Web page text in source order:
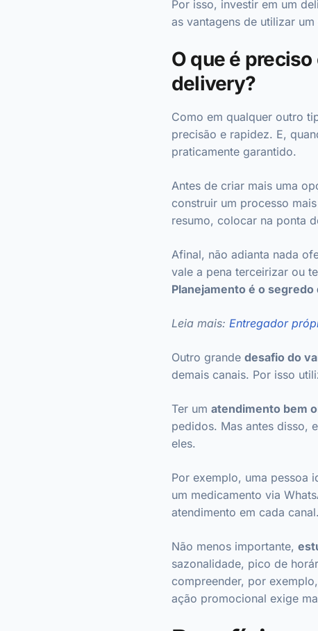
Por isso, investir em um
as vantagens de utilizar
O que é
delivery?
Como em qualquer outro
precisão e rapidez. E,
praticamente garantido.
Antes de criar mais uma
construir um processo
resumo, colocar na ponta
Afinal, não adianta nada
vale a pena terceirizar ou
Planejamento é o segredo
Leia mais: Entregador
Outro grande desafio do
demais canais. Por isso
Ter um atendimento bem
pedidos. Mas antes disso,
eles.
Por exemplo, uma pessoa
um medicamento via
atendimento em cada canal.
Não menos importante,
sazonalidade, pico de
compreender, por
ação promocional exige